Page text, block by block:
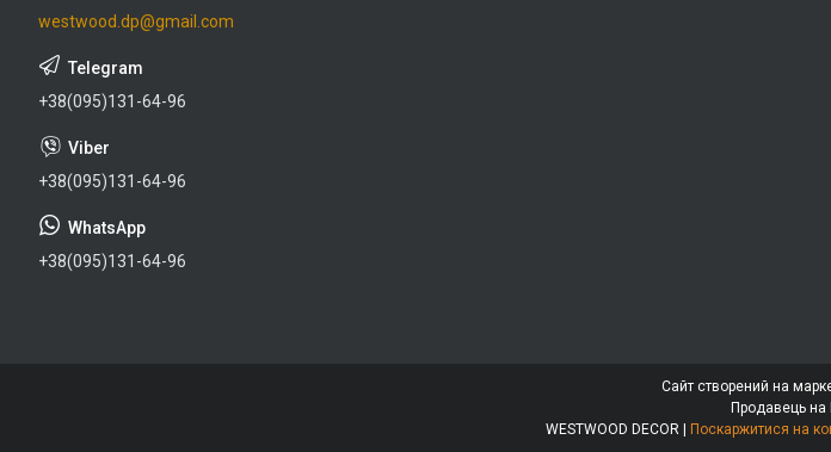
westwood.dp@gmail.com
+38(095)131-64-96
+38(095)131-64-96
+38(095)131-64-96
Сайт створений на
Продавець на
Поскаржитися на